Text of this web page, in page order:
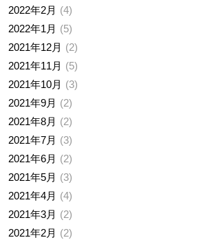
2022年2月
4
2022年1月
5
2021年12月
2
2021年11月
5
2021年10月
3
2021年9月
2
2021年8月
2
2021年7月
3
2021年6月
2
2021年5月
3
2021年4月
4
2021年3月
2
2021年2月
2